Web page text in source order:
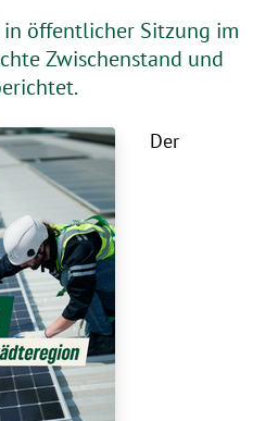
öffentlicher Sitzung im
Zwischenstand und
Der